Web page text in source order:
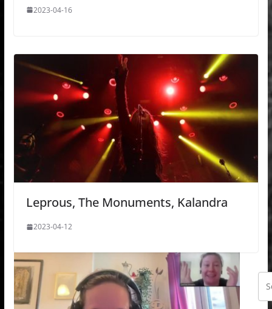
2023-04-16
Leprous, The Monuments, Kalandra
2023-04-12